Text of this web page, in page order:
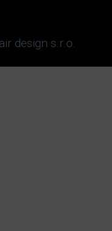
design s.r.o.